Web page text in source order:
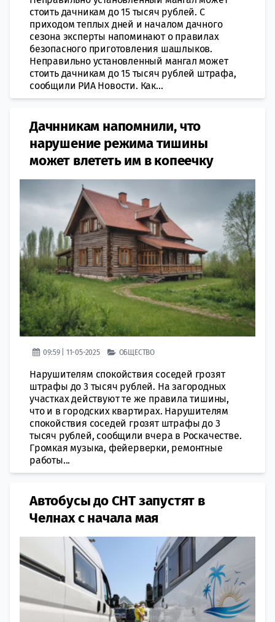
стоить дачникам до 15 тысяч рублей. С
приходом теплых дней и началом дачного
сезона эксперты напоминают о правилах
безопасного приготовления шашлыков.
Неправильно установленный мангал может
стоить дачникам до 15 тысяч рублей штрафа,
сообщили РИА Новости. Как...
Дачнникам напомнили, что
нарушение режима тишины
может влететь им в копеечку
09:59 | 11-05-2025 ОБЩЕСТВО
Нарушителям спокойствия соседей грозят
штрафы до 3 тысяч рублей. На загородных
участках действуют те же правила тишины,
что и в городских квартирах. Нарушителям
спокойствия соседей грозят штрафы до 3
тысяч рублей, сообщили вчера в Роскачестве.
Громкая музыка, фейерверки, ремонтные
работы...
Автобусы до СНТ запустят в
Челнах с начала мая